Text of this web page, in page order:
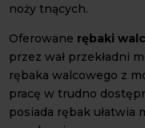
noży tnących.
Oferowane rębaki
przez wał przekładni
rębaka walcowego z
pracę w trudno
posiada rębak ułatwia